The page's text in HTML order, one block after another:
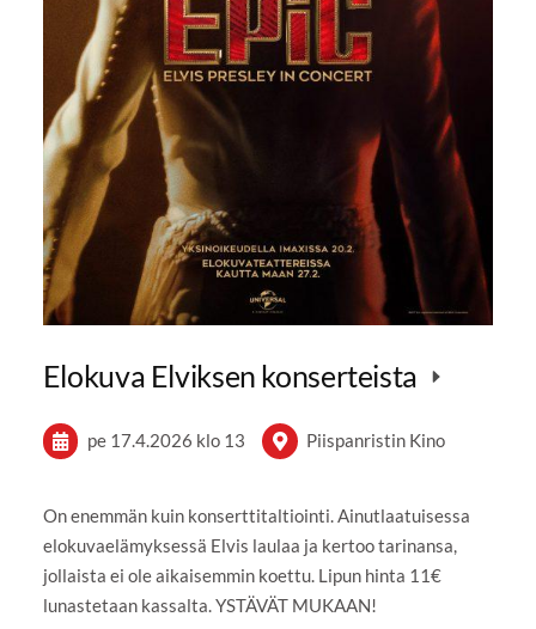
Elokuva Elviksen konserteista
pe 17.4.2026 klo 13 Piispanristin Kino
On enemmän kuin konserttitaltiointi. Ainutlaatuisessa
elokuvaelämyksessä Elvis laulaa ja kertoo tarinansa,
jollaista ei ole aikaisemmin koettu. Lipun hinta 11€
lunastetaan kassalta. YSTÄVÄT MUKAAN!